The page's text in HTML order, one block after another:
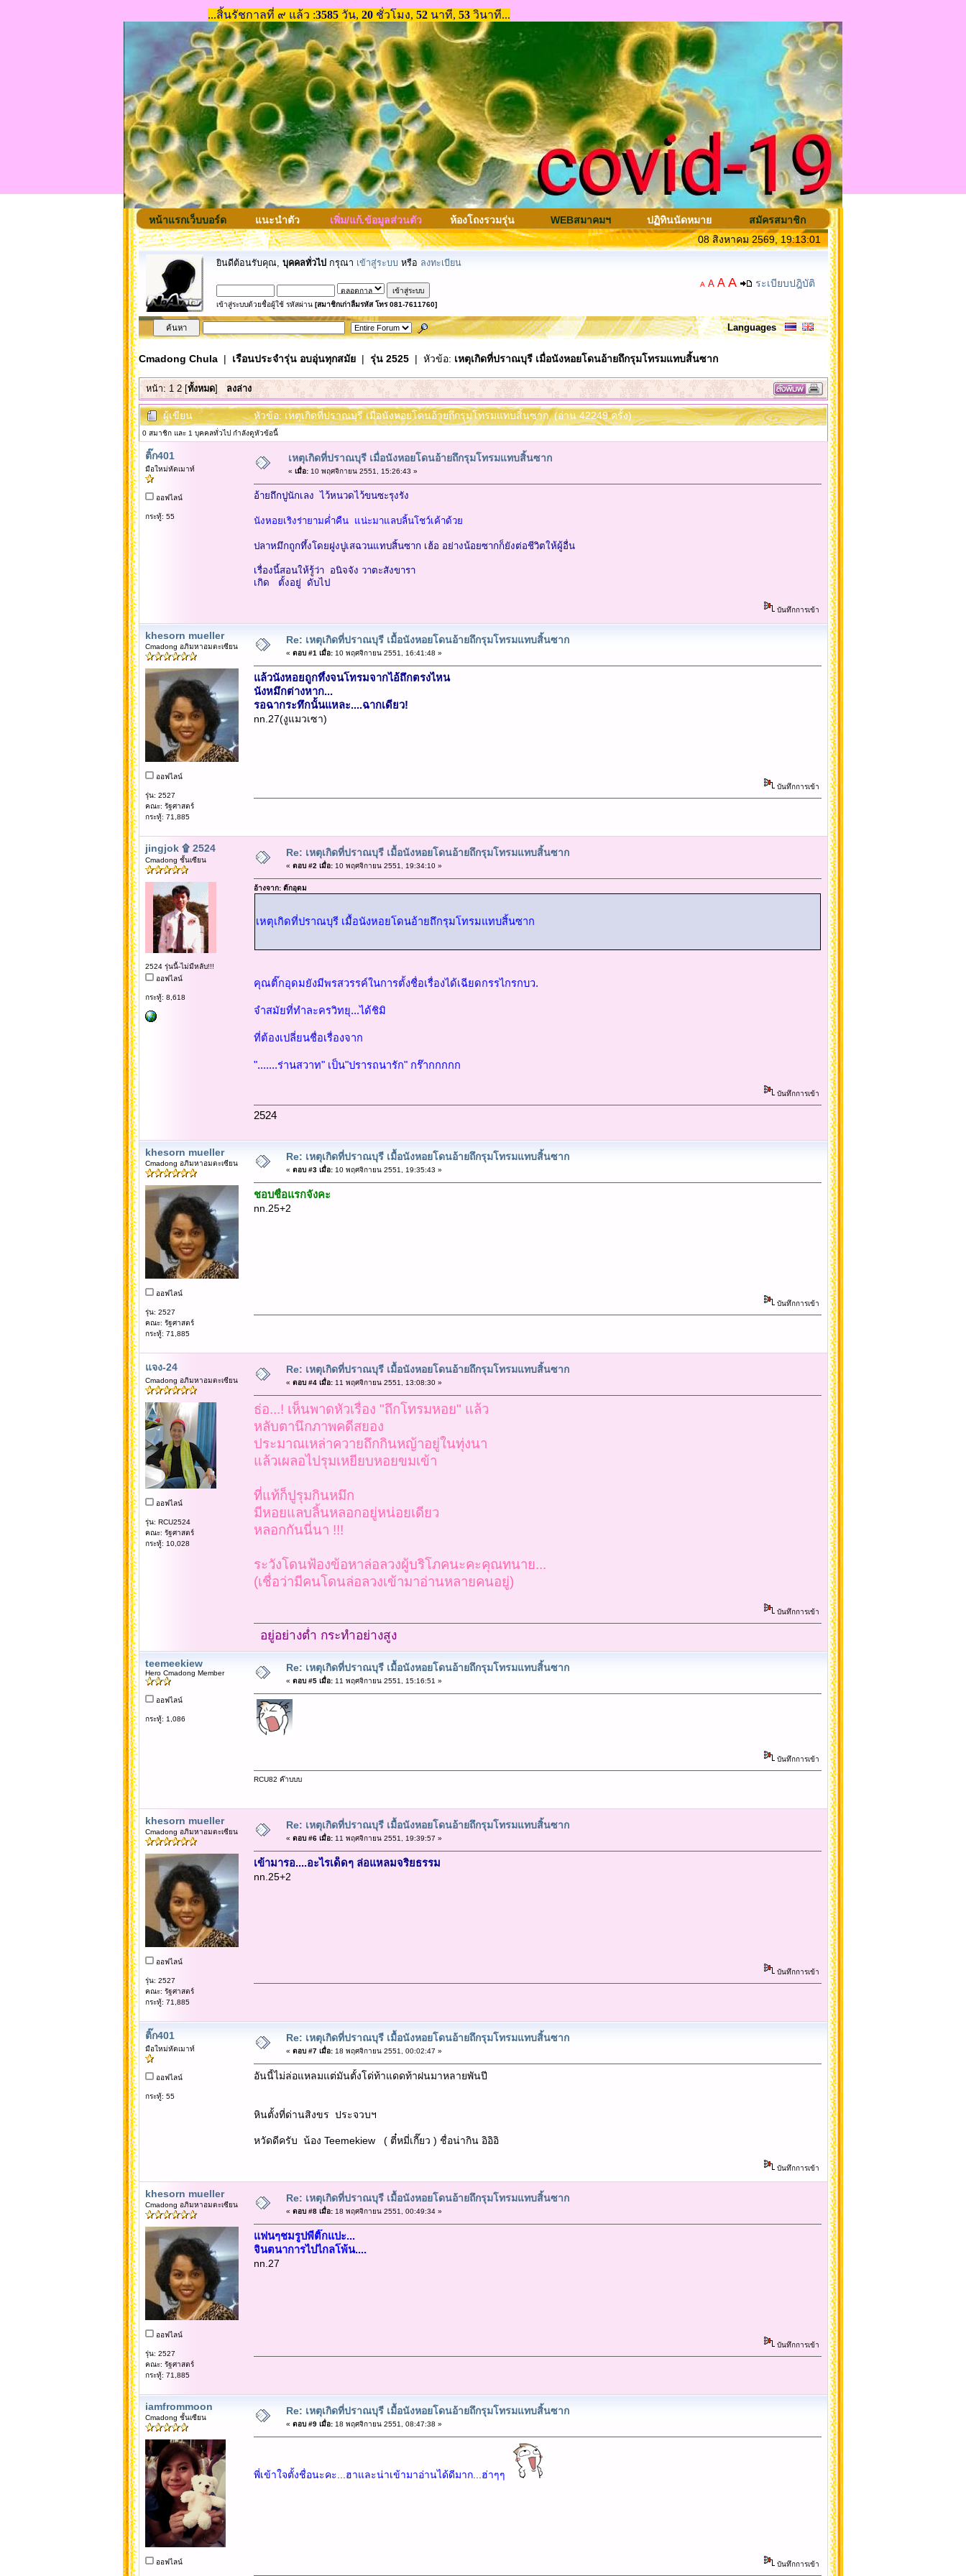
หน้าแรกเว็บบอร์ด แนะนำตัว เพิ่ม/แก้.ข้อมูลส่วนตัว ห้องโถงรวมรุ่น WEBสมาคมฯ ปฏิทินนัดหมาย
สมัครสมาชิก
08 สิงหาคม 2569, 19:13:01
ยินดีต้อนรับคุณ, บุคคลทั่วไป กรุณา เข้าสู่ระบบ หรือ ลงทะเบียน
เข้าสู่ระบบด้วยชื่อผู้ใช้ รหัสผ่าน [สมาชิกเก่าลืมรหัส โทร 081-7611760]
A A A A ระเบียบปฎิบัติ
Languages
Cmadong Chula| เรือนประจำรุ่น อบอุ่นทุกสมัย| รุ่น 2525| หัวข้อ: เหตุเกิดที่ปราณบุรี เมื่อนังหอยโดนอ้ายถึกรุมโทรมแทบสิ้นซาก
หน้า:1 2[ทั้งหมด]ลงล่าง
ผู้เขียน หัวข้อ: เหตุเกิดที่ปราณบุรี เมื่อนังหอยโดนอ้ายถึกรุมโทรมแทบสิ้นซาก (อ่าน 42249 ครั้ง)
0 สมาชิก และ 1 บุคคลทั่วไป กำลังดูหัวข้อนี้
ติ๊ก401
มือใหม่หัดเมาท์
ออฟไลน์
กระทู้: 55
เหตุเกิดที่ปราณบุรี เมื่อนังหอยโดนอ้ายถึกรุมโทรมแทบสิ้นซาก
« เมื่อ:10 พฤศจิกายน 2551, 15:26:43 »
อ้ายถึกปูนักเลง ไว้หนวดไว้ขนซะรุงรัง
นังหอยเริงร่ายามค่ำคืน แน่ะมาแลบลิ้นโชว์เค้าด้วย
ปลาหมึกถูกทึ้งโดยฝูงปูเสฉวนแทบสิ้นซาก เฮ้อ อย่างน้อยซากก็ยังต่อชีวิตให้ผู้อื่น
เรื่องนี้สอนให้รู้ว่า อนิจจัง วาตะสังขารา
เกิด ตั้งอยู่ ดับไป
บันทึกการเข้า
khesorn mueller
Cmadong อภิมหาอมตะเซียน
ออฟไลน์
รุ่น: 2527
คณะ: รัฐศาสตร์
กระทู้: 71,885
Re: เหตุเกิดที่ปราณบุรี เมื้อนังหอยโดนอ้ายถึกรุมโทรมแทบสิ้นซาก
« ตอบ #1 เมื่อ:10 พฤศจิกายน 2551, 16:41:48 »
แล้วนังหอยถูกทึ้งจนโทรมจากไอ้ถึกตรงไหน
นังหมึกต่างหาก...
รอฉากระทึกนั้นแหละ....ฉากเดียว!
nn.27(งูแมวเซา)
บันทึกการเข้า
jingjok ۩ 2524
Cmadong ชั้นเซียน
2524 รุ่นนี้-ไม่มีหลับ!!!
ออฟไลน์
กระทู้: 8,618
Re: เหตุเกิดที่ปราณบุรี เมื้อนังหอยโดนอ้ายถึกรุมโทรมแทบสิ้นซาก
« ตอบ #2 เมื่อ:10 พฤศจิกายน 2551, 19:34:10 »
อ้างจาก: ติ๊กอุดม
เหตุเกิดที่ปราณบุรี เมื้อนังหอยโดนอ้ายถึกรุมโทรมแทบสิ้นซาก
คุณติ๊กอุดมยังมีพรสวรรค์ในการตั้งชื่อเรื่องได้เฉียดกรรไกรกบว.
จำสมัยที่ทำละครวิทยุ...ได้ชิมิ
ที่ต้องเปลี่ยนชื่อเรื่องจาก
".......ร่านสวาท" เป็น"ปรารถนารัก" กร๊ากกกกก
บันทึกการเข้า
2524
khesorn mueller
Cmadong อภิมหาอมตะเซียน
ออฟไลน์
รุ่น: 2527
คณะ: รัฐศาสตร์
กระทู้: 71,885
Re: เหตุเกิดที่ปราณบุรี เมื้อนังหอยโดนอ้ายถึกรุมโทรมแทบสิ้นซาก
« ตอบ #3 เมื่อ:10 พฤศจิกายน 2551, 19:35:43 »
ชอบชื่อแรกจังคะ
nn.25+2
บันทึกการเข้า
แจง-24
Cmadong อภิมหาอมตะเซียน
ออฟไลน์
รุ่น: RCU2524
คณะ: รัฐศาสตร์
กระทู้: 10,028
Re: เหตุเกิดที่ปราณบุรี เมื้อนังหอยโดนอ้ายถึกรุมโทรมแทบสิ้นซาก
« ตอบ #4 เมื่อ:11 พฤศจิกายน 2551, 13:08:30 »
ธ่อ...! เห็นพาดหัวเรื่อง "ถึกโทรมหอย" แล้ว
หลับตานึกภาพคดีสยอง
ประมาณเหล่าควายถึกกินหญ้าอยู่ในทุ่งนา
แล้วเผลอไปรุมเหยียบหอยขมเข้า
ที่แท้ก็ปูรุมกินหมึก
มีหอยแลบลิ้นหลอกอยู่หน่อยเดียว
หลอกกันนี่นา !!!
ระวังโดนฟ้องข้อหาล่อลวงผู้บริโภคนะคะคุณทนาย...
(เชื่อว่ามีคนโดนล่อลวงเข้ามาอ่านหลายคนอยู่)
บันทึกการเข้า
อยู่อย่างต่ำ กระทำอย่างสูง
teemeekiew
Hero Cmadong Member
ออฟไลน์
กระทู้: 1,086
Re: เหตุเกิดที่ปราณบุรี เมื้อนังหอยโดนอ้ายถึกรุมโทรมแทบสิ้นซาก
« ตอบ #5 เมื่อ:11 พฤศจิกายน 2551, 15:16:51 »
บันทึกการเข้า
RCU82 ค๊าบบบ
khesorn mueller
Cmadong อภิมหาอมตะเซียน
ออฟไลน์
รุ่น: 2527
คณะ: รัฐศาสตร์
กระทู้: 71,885
Re: เหตุเกิดที่ปราณบุรี เมื้อนังหอยโดนอ้ายถึกรุมโทรมแทบสิ้นซาก
« ตอบ #6 เมื่อ:11 พฤศจิกายน 2551, 19:39:57 »
เข้ามารอ....อะไรเด็ดๆ ล่อแหลมจริยธรรม
nn.25+2
บันทึกการเข้า
ติ๊ก401
มือใหม่หัดเมาท์
ออฟไลน์
กระทู้: 55
Re: เหตุเกิดที่ปราณบุรี เมื้อนังหอยโดนอ้ายถึกรุมโทรมแทบสิ้นซาก
« ตอบ #7 เมื่อ:18 พฤศจิกายน 2551, 00:02:47 »
อันนี้ไม่ล่อแหลมแต่มันตั้งโด่ท้าแดดท้าฝนมาหลายพันปี
หินตั้งที่ด่านสิงขร ประจวบฯ
หวัดดีครับ น้อง Teemekiew ( ตี๋หมี่เกี๊ยว ) ชื่อน่ากิน อิอิอิ
บันทึกการเข้า
khesorn mueller
Cmadong อภิมหาอมตะเซียน
ออฟไลน์
รุ่น: 2527
คณะ: รัฐศาสตร์
กระทู้: 71,885
Re: เหตุเกิดที่ปราณบุรี เมื้อนังหอยโดนอ้ายถึกรุมโทรมแทบสิ้นซาก
« ตอบ #8 เมื่อ:18 พฤศจิกายน 2551, 00:49:34 »
แฟนๆชมรูปพีติ๊กแปะ...
จินตนาการไปไกลโพ้น....
nn.27
บันทึกการเข้า
iamfrommoon
Cmadong ชั้นเซียน
ออฟไลน์
Re: เหตุเกิดที่ปราณบุรี เมื้อนังหอยโดนอ้ายถึกรุมโทรมแทบสิ้นซาก
« ตอบ #9 เมื่อ:18 พฤศจิกายน 2551, 08:47:38 »
พี่เข้าใจตั้งชื่อนะคะ...ฮาและน่าเข้ามาอ่านได้ดีมาก...ฮ่าๆๆ
บันทึกการเข้า